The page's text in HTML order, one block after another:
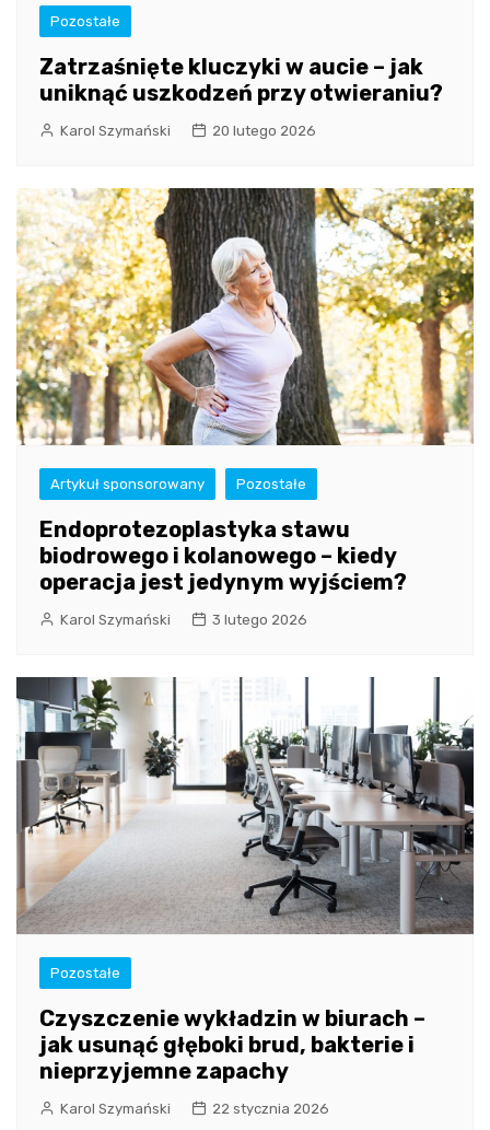
Pozostałe
Zatrzaśnięte kluczyki w aucie – jak
uniknąć uszkodzeń przy otwieraniu?
Karol Szymański 20 lutego 2026
Artykuł sponsorowany Pozostałe
Endoprotezoplastyka stawu
biodrowego i kolanowego – kiedy
operacja jest jedynym wyjściem?
Karol Szymański 3 lutego 2026
Pozostałe
Czyszczenie wykładzin w biurach –
jak usunąć głęboki brud, bakterie i
nieprzyjemne zapachy
Karol Szymański 22 stycznia 2026